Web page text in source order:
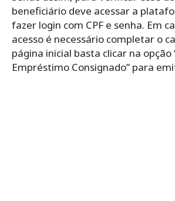
beneficiário deve acessar a
fazer login com CPF e senha. Em
acesso é necessário completar o
página inicial basta clicar na opção
Empréstimo Consignado” para